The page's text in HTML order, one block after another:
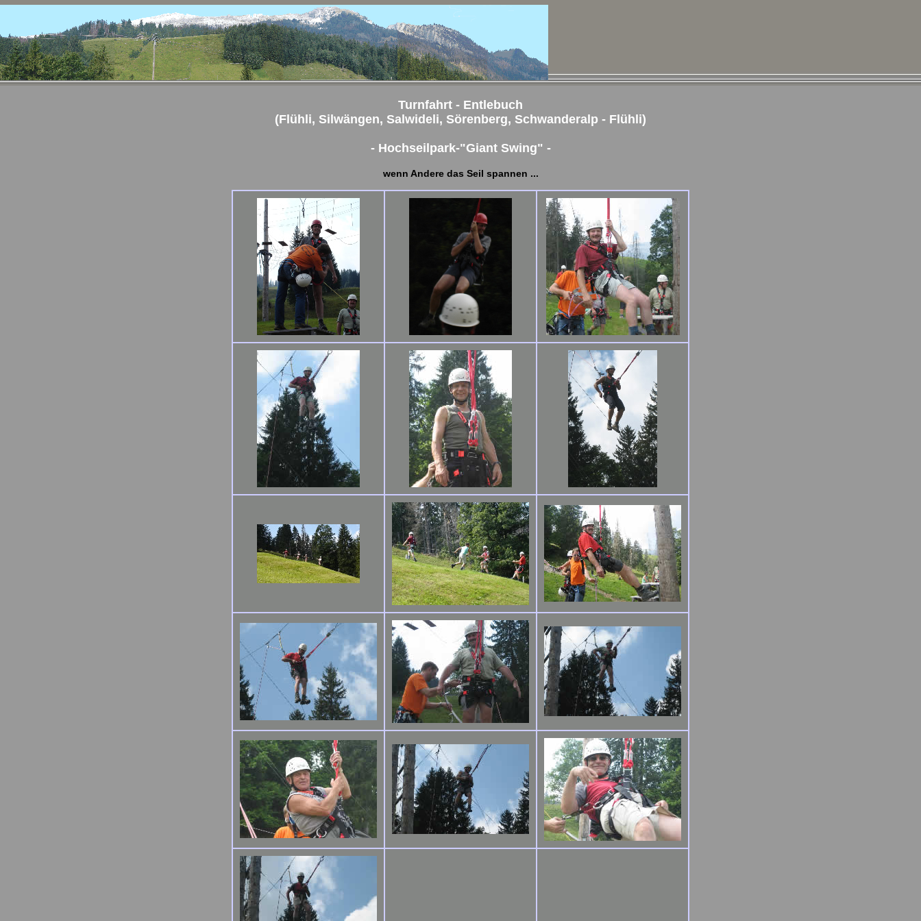
Turnfahrt - Entlebuch
(Flühli, Silwängen, Salwideli, Sörenberg, Schwanderalp - Flühli)
- Hochseilpark-"Giant Swing" -
wenn Andere das Seil spannen ...